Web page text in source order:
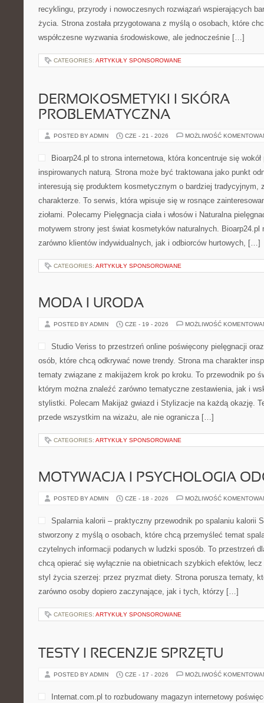
recyklingu, przyrody i nowoczesnych rozwiązań wspierających
życia. Strona została przygotowana z myślą o osobach, które
współczesne wyzwania środowiskowe, ale jednocześnie […]
CATEGORIES: ARTYKUŁY SPONSOROWANE
DERMOKOSMETYKI I SKÓRA
PROBLEMATYCZNA
POSTED BY ADMIN CZE - 21 - 2026 MOŻLIWOŚĆ
Bioarp24.pl to strona internetowa, która koncentruje się
inspirowanych naturą. Strona może być traktowana jako punkt
interesują się produktem kosmetycznym o bardziej tradycyjnym,
charakterze. To serwis, która wpisuje się w rosnące
ziołami. Polecamy Pielęgnacja ciała i włosów i Naturalna
motywem strony jest świat kosmetyków naturalnych. Bioarp24.pl
zarówno klientów indywidualnych, jak i odbiorców hurtowych, […]
CATEGORIES: ARTYKUŁY SPONSOROWANE
MODA I URODA
POSTED BY ADMIN CZE - 19 - 2026 MOŻLIWOŚĆ
Studio Veriss to przestrzeń online poświęcony pielęgnacji
osób, które chcą odkrywać nowe trendy. Strona ma charakter
tematy związane z makijażem krok po kroku. To przewodnik po
którym można znaleźć zarówno tematyczne zestawienia, jak i
stylistki. Polecam Makijaż gwiazd i Stylizacje na każdą okazję.
przede wszystkim na wizażu, ale nie ogranicza […]
CATEGORIES: ARTYKUŁY SPONSOROWANE
MOTYWACJA I PSYCHOLOGIA
POSTED BY ADMIN CZE - 18 - 2026 MOŻLIWOŚĆ
Spalarnia kalorii – praktyczny przewodnik po spalaniu kalorii
stworzony z myślą o osobach, które chcą przemyśleć temat
czytelnych informacji podanych w ludzki sposób. To przestrzeń
chcą opierać się wyłącznie na obietnicach szybkich efektów,
styl życia szerzej: przez pryzmat diety. Strona porusza tematy,
zarówno osoby dopiero zaczynające, jak i tych, którzy […]
CATEGORIES: ARTYKUŁY SPONSOROWANE
TESTY I RECENZJE SPRZĘTU
POSTED BY ADMIN CZE - 17 - 2026 MOŻLIWOŚĆ
Internat.com.pl to rozbudowany magazyn internetowy